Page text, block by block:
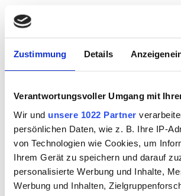
Zustimmung Details
Verantwortungsvoller Umgang mit
Wir und unsere 1022 Partner
persönlichen Daten, wie z. B. Ihre IP-
von Technologien wie Cookies, um
Ihrem Gerät zu speichern und darauf
personalisierte Werbung und Inhalte,
Werbung und Inhalten,
ca. 245.00 g
BESONDERE MERKMALE
DAMENSCHNITT